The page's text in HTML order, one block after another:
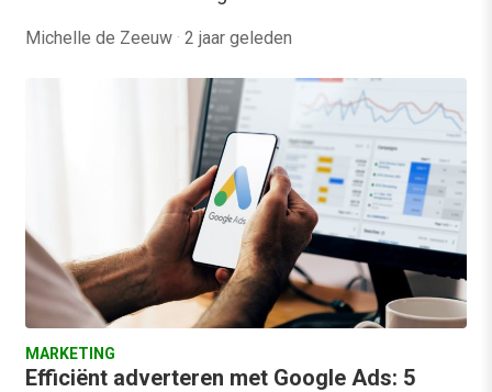
Michelle de Zeeuw · 2 jaar geleden
MARKETING
Efficiënt adverteren met Google Ads: 5